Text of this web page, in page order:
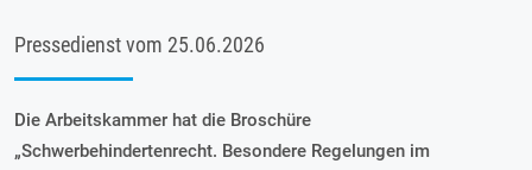
Pressedienst vom 25.06.2026
Die Arbeitskammer hat die Broschüre
„Schwerbehindertenrecht. Besondere Regelungen im